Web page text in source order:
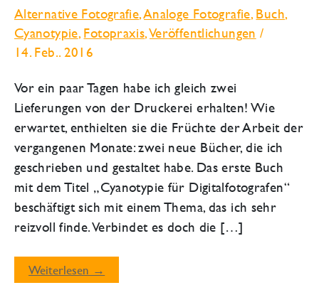
Alternative Fotografie,Analoge Fotografie, Buch,
Cyanotypie, Fotopraxis,Veröffentlichungen /
14. Feb.. 2016
Vor ein paar Tagen habe ich gleich zwei
Lieferungen von der Druckerei erhalten! Wie
erwartet, enthielten sie die Früchte der Arbeit der
vergangenen Monate: zwei neue Bücher, die ich
geschrieben und gestaltet habe. Das erste Buch
mit dem Titel „Cyanotypie für Digitalfotografen“
beschäftigt sich mit einem Thema, das ich sehr
reizvoll finde. Verbindet es doch die […]
Neuer
Lesestoff
Weiterlesen →